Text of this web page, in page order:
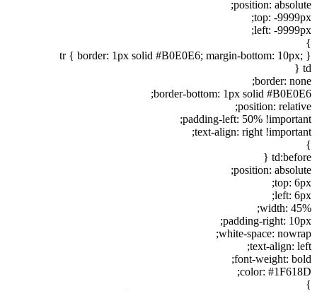
position: absolute;
top: -9999px;
left: -9999px;
}
tr { border: 1px solid #B0E0E6; margin-bottom: 10px; }
td {
border: none;
border-bottom: 1px solid #B0E0E6;
position: relative;
padding-left: 50% !important;
text-align: right !important;
}
td:before {
position: absolute;
top: 6px;
left: 6px;
width: 45%;
padding-right: 10px;
white-space: nowrap;
text-align: left;
font-weight: bold;
color: #1F618D;
}